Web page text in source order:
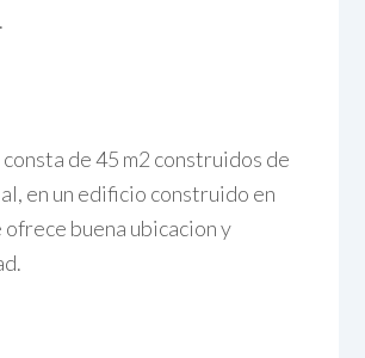
de 45 m2 construidos de
en un edificio construido en
buena ubicacion y